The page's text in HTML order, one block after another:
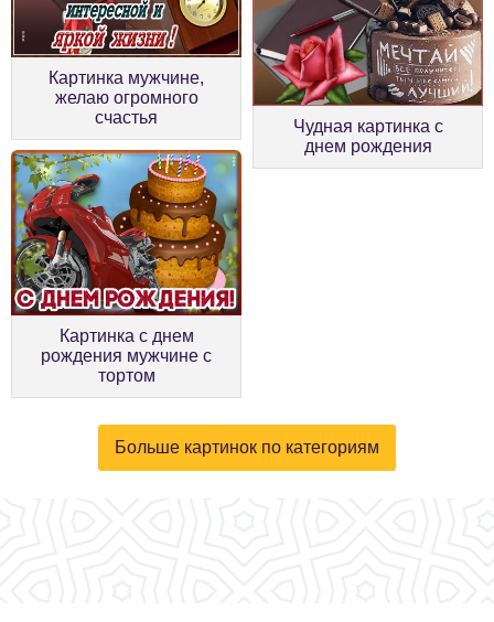
Картинка мужчине,
желаю огромного
счастья
Картинка с днем
рождения мужчине с
тортом
Чудная картинка с
днем рождения
Больше картинок по категориям